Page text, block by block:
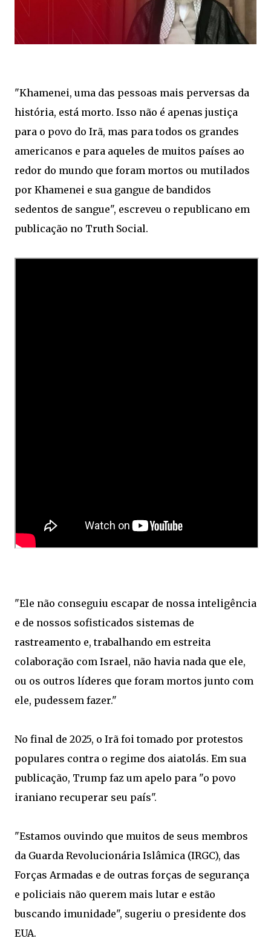
"Khamenei, uma das pessoas mais perversas da
história, está morto. Isso não é apenas justiça
para o povo do Irã, mas para todos os grandes
americanos e para aqueles de muitos países ao
redor do mundo que foram mortos ou mutilados
por Khamenei e sua gangue de bandidos
sedentos de sangue", escreveu o republicano em
publicação no Truth Social.
"Ele não conseguiu escapar de nossa inteligência
e de nossos sofisticados sistemas de
rastreamento e, trabalhando em estreita
colaboração com Israel, não havia nada que ele,
ou os outros líderes que foram mortos junto com
ele, pudessem fazer."
No final de 2025, o Irã foi tomado por protestos
populares contra o regime dos aiatolás. Em sua
publicação, Trump faz um apelo para "o povo
iraniano recuperar seu país".
"Estamos ouvindo que muitos de seus membros
da Guarda Revolucionária Islâmica (IRGC), das
Forças Armadas e de outras forças de segurança
e policiais não querem mais lutar e estão
buscando imunidade", sugeriu o presidente dos
EUA.